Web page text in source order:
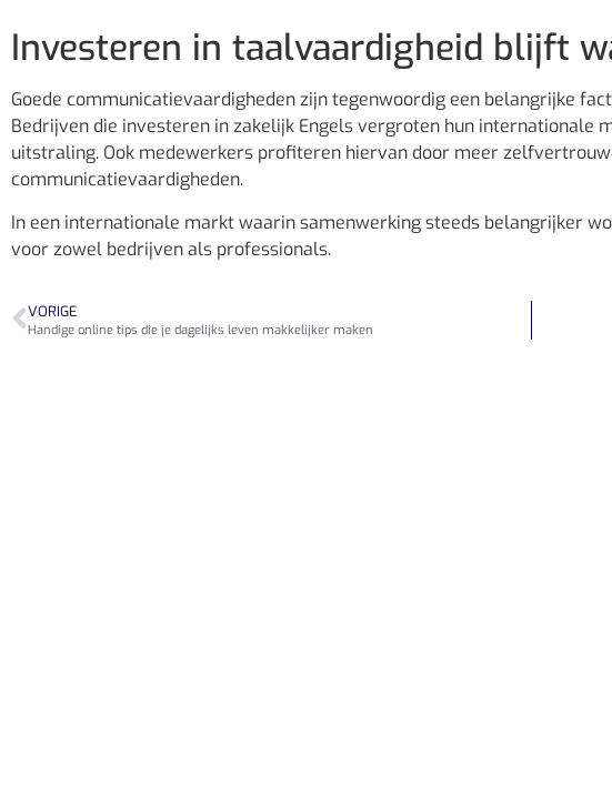
Investeren in taalvaardigheid blijft
Goede communicatievaardigheden zijn tegenwoordig een belangrijke
Bedrijven die investeren in zakelijk Engels vergroten hun internationale
uitstraling. Ook medewerkers profiteren hiervan door meer
communicatievaardigheden.
In een internationale markt waarin samenwerking steeds belangrijker
voor zowel bedrijven als professionals.
VORIGE
Handige online tips die je dagelijks leven makkelijker maken